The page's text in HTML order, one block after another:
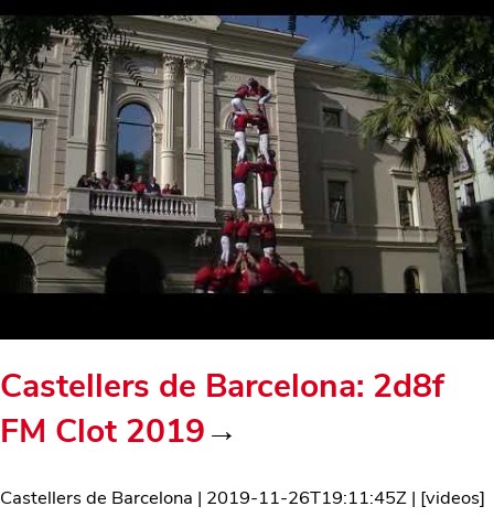
Castellers de Barcelona: 2d8f
FM Clot 2019→
Castellers de Barcelona | 2019-11-26T19:11:45Z | [videos]